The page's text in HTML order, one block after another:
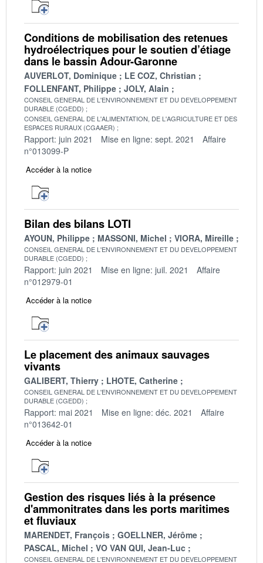
Conditions de mobilisation des retenues
hydroélectriques pour le soutien d’étiage
dans le bassin Adour-Garonne
AUVERLOT, Dominique
LE COZ, Christian
FOLLENFANT, Philippe
JOLY, Alain
CONSEIL GENERAL DE L'ENVIRONNEMENT ET DU DEVELOPPEMENT
DURABLE (CGEDD)
CONSEIL GENERAL DE L'ALIMENTATION, DE L'AGRICULTURE ET DES
ESPACES RURAUX (CGAAER)
Rapport: juin 2021 Mise en ligne: sept. 2021
Affaire
n°013099-P
Accéder à la notice
Bilan des bilans LOTI
AYOUN, Philippe MASSONI, Michel VIORA, Mireille
CONSEIL GENERAL DE L'ENVIRONNEMENT ET DU DEVELOPPEMENT
DURABLE (CGEDD)
Rapport: juin 2021 Mise en ligne: juil. 2021
Affaire
n°012979-01
Accéder à la notice
Le placement des animaux sauvages
vivants
GALIBERT, Thierry LHOTE, Catherine
CONSEIL GENERAL DE L'ENVIRONNEMENT ET DU DEVELOPPEMENT
DURABLE (CGEDD)
Rapport: mai 2021 Mise en ligne: déc. 2021
Affaire
n°013642-01
Accéder à la notice
Gestion des risques liés à la présence
d'ammonitrates dans les ports maritimes
et fluviaux
MARENDET, François
GOELLNER, Jérôme
PASCAL, Michel
VO VAN QUI, Jean-Luc
CONSEIL GENERAL DE L'ENVIRONNEMENT ET DU DEVELOPPEMENT